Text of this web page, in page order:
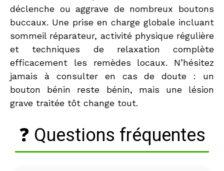
déclenche ou aggrave de nombreux boutons
buccaux. Une prise en charge globale incluant
sommeil réparateur, activité physique régulière
et techniques de relaxation complète
efficacement les remèdes locaux. N’hésitez
jamais à consulter en cas de doute : un
bouton bénin reste bénin, mais une lésion
grave traitée tôt change tout.
❓ Questions fréquentes